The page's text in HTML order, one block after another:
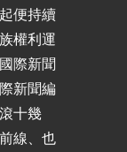
便持續
權利運
際新聞
新聞編
十幾
線、也